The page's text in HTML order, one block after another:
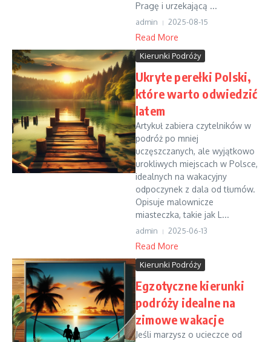
Pragę i urzekającą ...
admin 2025-08-15
Read More
Kierunki Podróży
Ukryte perełki Polski,
które warto odwiedzić
latem
Artykuł zabiera czytelników w
podróż po mniej
uczęszczanych, ale wyjątkowo
urokliwych miejscach w Polsce,
idealnych na wakacyjny
odpoczynek z dala od tłumów.
Opisuje malownicze
miasteczka, takie jak L...
admin 2025-06-13
Read More
Kierunki Podróży
Egzotyczne kierunki
podróży idealne na
zimowe wakacje
Jeśli marzysz o ucieczce od